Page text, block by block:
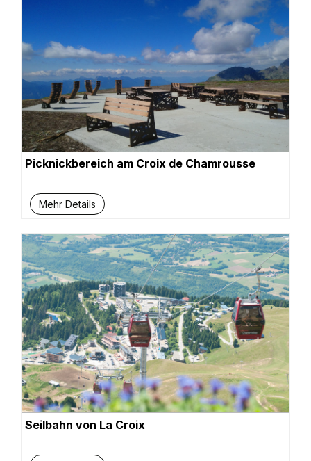
Picknickbereich am Croix de Chamrousse
Mehr Details
Seilbahn von La Croix